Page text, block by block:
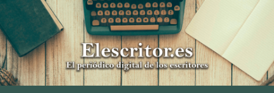
Skip
to
content
Elescritor.es
El periódico digital de los escritores